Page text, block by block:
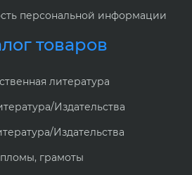
персональной информации
товаров
литература
Издательства
Издательства
грамоты